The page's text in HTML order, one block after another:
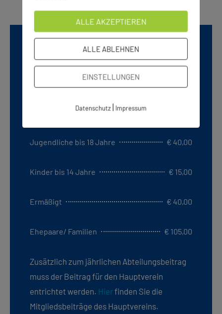
ABTEILUNGSBEITRÄGE
Rentner über 65
Jugendliche bis 18 Jahre € 40,00
Kinder bis 14 Jahre € 15,00
Ermäßigt € 40,00
Ehepaare/ Familien € 105,00
Zusätzlich zum jährlichen Abteilungsbeitrag
muss der Beitrag für den Hauptverein
entrichtet werden. Hierfinden Sie die
Mitgliedsbeiträge des Hauptvereins.
ALLE AKZEPTIEREN
ALLE ABLEHNEN
EINSTELLUNGEN
Datenschutz| Impressum